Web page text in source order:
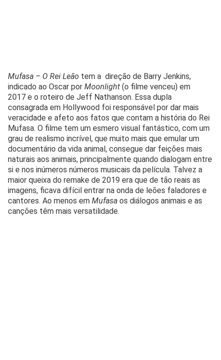
Mufasa – O Rei Leão tem a direção de Barry Jenkins,
indicado ao Oscar por Moonlight (o filme venceu) em
2017 e o roteiro de Jeff Nathanson. Essa dupla
consagrada em Hollywood foi responsável por dar mais
veracidade e afeto aos fatos que contam a história do Rei
Mufasa. O filme tem um esmero visual fantástico, com um
grau de realismo incrível, que muito mais que emular um
documentário da vida animal, consegue dar feições mais
naturais aos animais, principalmente quando dialogam entre
si e nos inúmeros números musicais da película. Talvez a
maior queixa do remake de 2019 era que de tão reais as
imagens, ficava difícil entrar na onda de leões faladores e
cantores. Ao menos em Mufasa os diálogos animais e as
canções têm mais versatilidade.